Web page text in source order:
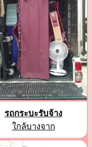
รถกระบะรับจ้าง
ใกล้บางจาก